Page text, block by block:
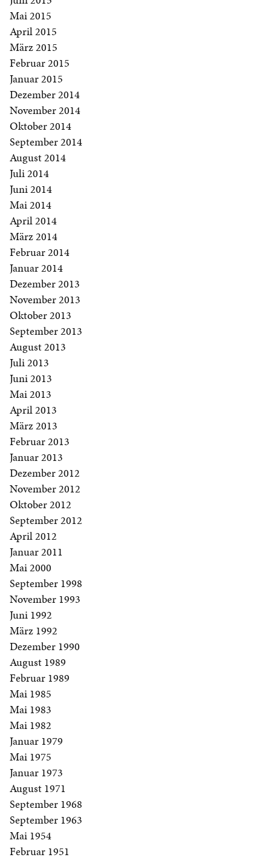
Mai 2015
April 2015
März 2015
Februar 2015
Januar 2015
Dezember 2014
November 2014
Oktober 2014
September 2014
August 2014
Juli 2014
Juni 2014
Mai 2014
April 2014
März 2014
Februar 2014
Januar 2014
Dezember 2013
November 2013
Oktober 2013
September 2013
August 2013
Juli 2013
Juni 2013
Mai 2013
April 2013
März 2013
Februar 2013
Januar 2013
Dezember 2012
November 2012
Oktober 2012
September 2012
April 2012
Januar 2011
Mai 2000
September 1998
November 1993
Juni 1992
März 1992
Dezember 1990
August 1989
Februar 1989
Mai 1985
Mai 1983
Mai 1982
Januar 1979
Mai 1975
Januar 1973
August 1971
September 1968
September 1963
Mai 1954
Februar 1951